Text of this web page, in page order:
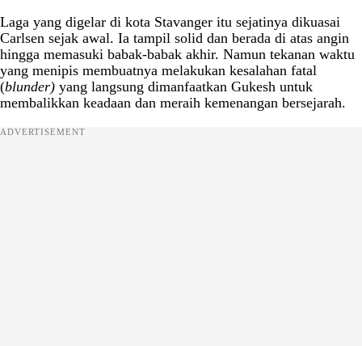
Laga yang digelar di kota Stavanger itu sejatinya dikuasai
Carlsen sejak awal. Ia tampil solid dan berada di atas angin
hingga memasuki babak-babak akhir. Namun tekanan waktu
yang menipis membuatnya melakukan kesalahan fatal
(blunder) yang langsung dimanfaatkan Gukesh untuk
membalikkan keadaan dan meraih kemenangan bersejarah.
ADVERTISEMENT